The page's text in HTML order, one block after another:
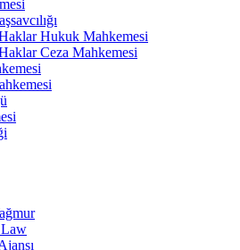
Hukuk Mahkemesi
Ceza Mahkemesi